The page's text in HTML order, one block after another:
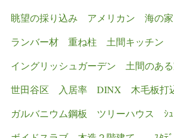
眺望の採り込み
アメリカン 海の家
ランバー材
重ね柱 土間キッチン
イングリッシュガーデン
土間のあ
世田谷区
入居率 DINX
木毛板打
ガルバニウム鋼板
ツリーハウス
ｼ